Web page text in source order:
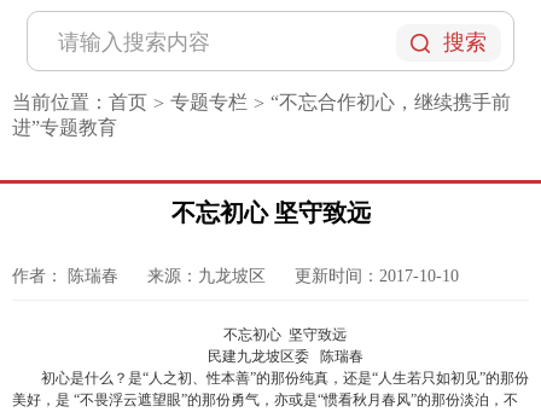
搜索
当前位置： 首页 > 专题专栏 > “不忘合作初心，继续携手前
进”专题教育
不忘初心 坚守致远
作者： 陈瑞春 来源：九龙坡区 更新时间：2017-10-10
不忘初心 坚守致远
民建九龙坡区委
陈瑞春
初心是什么？是“人之初、性本善”的那份纯真，还是“人生若只如初见”的那份
美好，是 “不畏浮云遮望眼”的那份勇气，亦或是“惯看秋月春风”的那份淡泊，不